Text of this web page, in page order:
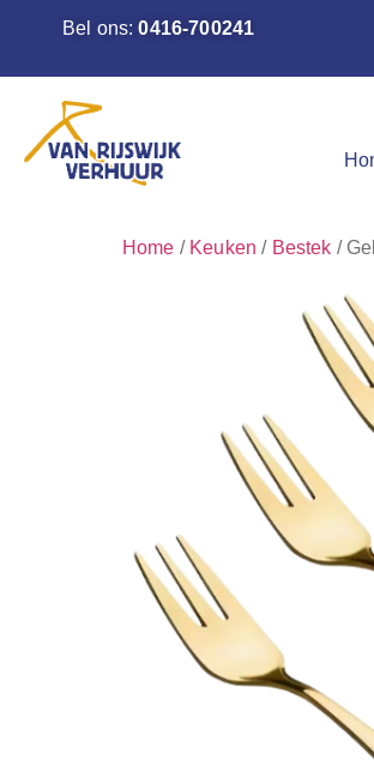
Bel ons:0416-700241
Home / Keuken / Bestek /